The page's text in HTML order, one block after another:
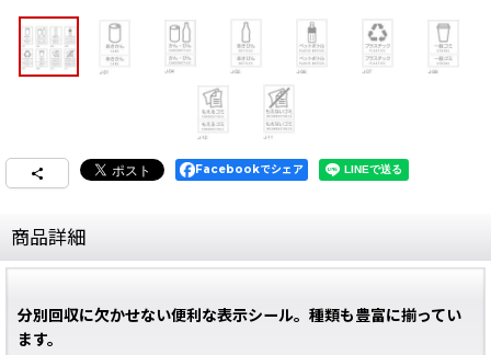
Facebookでシェア
商品詳細
分別回収に欠かせない便利な表示シール。種類も豊富に揃ってい
ます。